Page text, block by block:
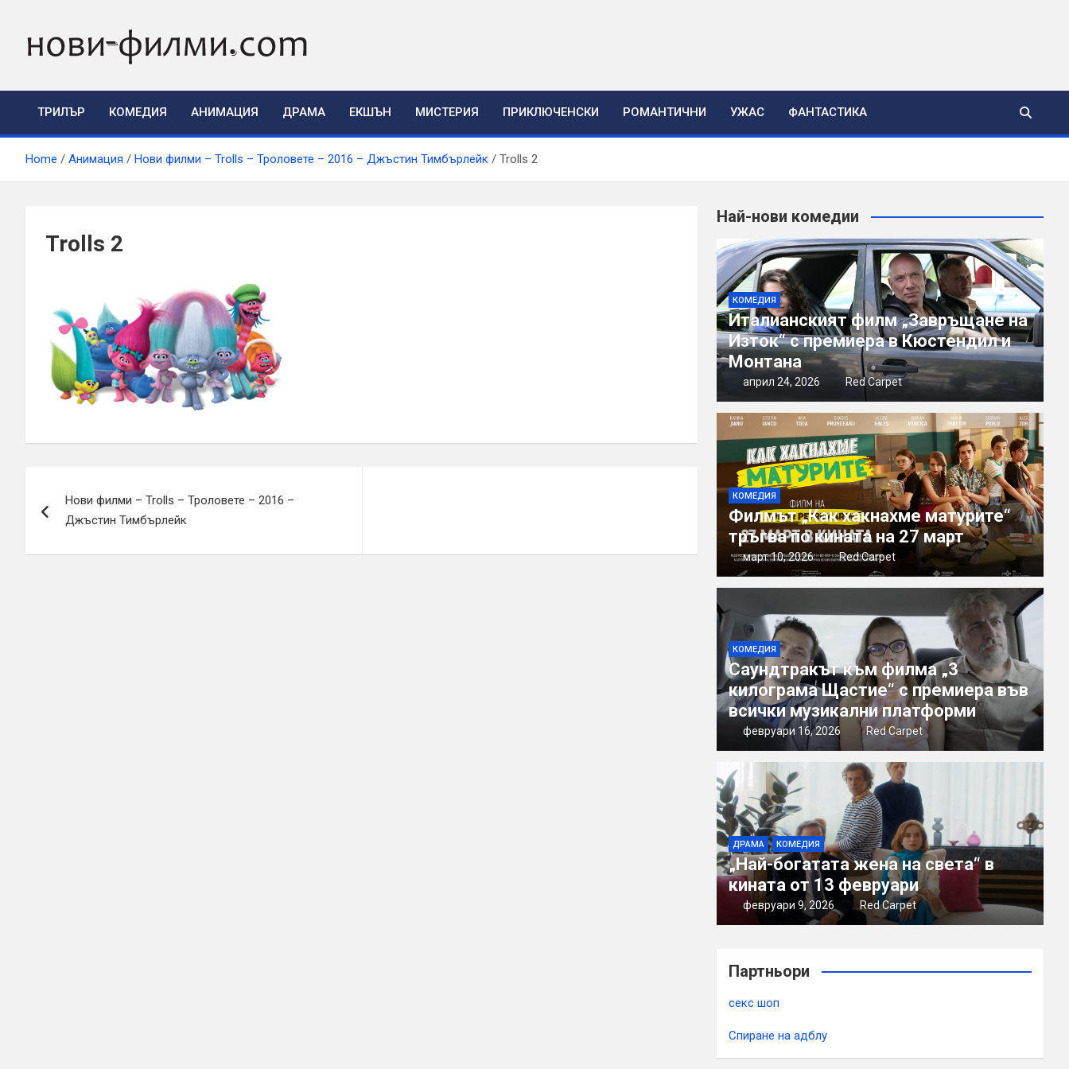
content
ТРИЛЪР КОМЕДИЯ АНИМАЦИЯ ДРАМА ЕКШЪН МИСТЕРИЯ ПРИКЛЮЧЕНСКИ РОМАНТИЧНИ УЖАС ФАНТАСТИКА
Home Анимация Нови филми – Trolls – Троловете – 2016 – Джъстин Тимбърлейк Trolls 2
Trolls 2
Нови филми – Trolls – Троловете – 2016 –
Джъстин Тимбърлейк
Най-нови комедии
КОМЕДИЯ
Италианският филм „Завръщане на
Изток“ с премиера в Кюстендил и
Монтана
април 24, 2026 Red Carpet
КОМЕДИЯ
Филмът „Как хакнахме матурите“
тръгва по кината на 27 март
март 10, 2026 Red Carpet
КОМЕДИЯ
Саундтракът към филма „3
килограма Щастие“ с премиера във
всички музикални платформи
февруари 16, 2026 Red Carpet
ДРАМА КОМЕДИЯ
„Най-богатата жена на света“ в
кината от 13 февруари
февруари 9, 2026 Red Carpet
Партньори
секс шоп
Спиране на адблу